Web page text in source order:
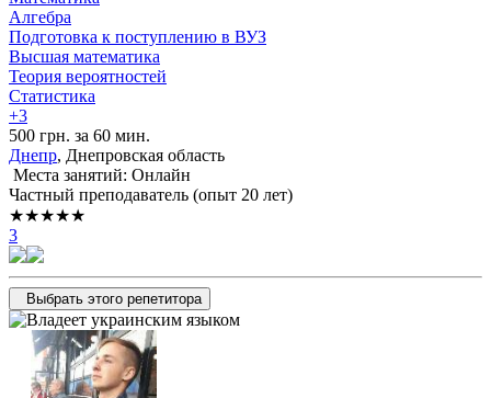
Алгебра
Подготовка к поступлению в ВУЗ
Высшая математика
Теория вероятностей
Статистика
+3
500 грн. за 60 мин.
Днепр, Днепровская область
Места занятий: Онлайн
Частный преподаватель (опыт 20 лет)
★★★★★
3
Выбрать этого репетитора